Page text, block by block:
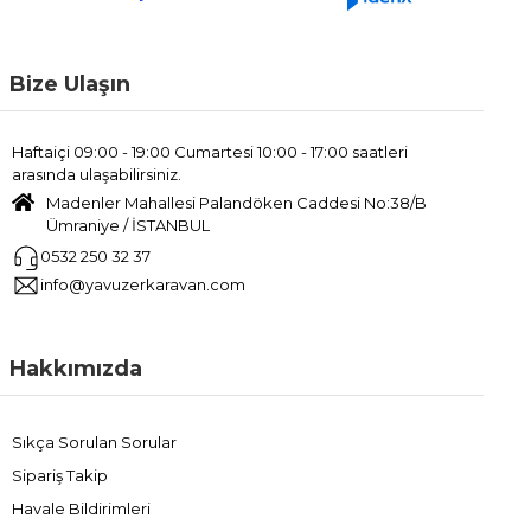
Bize Ulaşın
Haftaiçi 09:00 - 19:00 Cumartesi 10:00 - 17:00 saatleri
arasında ulaşabilirsiniz.
Madenler Mahallesi Palandöken Caddesi No:38/B
Ümraniye / İSTANBUL
0532 250 32 37
info@yavuzerkaravan.com
Hakkımızda
Sıkça Sorulan Sorular
Sipariş Takip
Havale Bildirimleri